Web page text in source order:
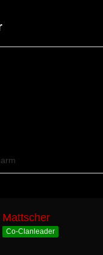
Mattscher
Co-Clanleader